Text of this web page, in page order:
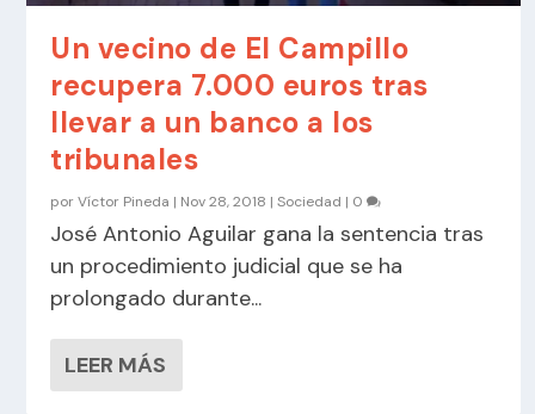
Un vecino de El Campillo
recupera 7.000 euros tras
llevar a un banco a los
tribunales
porVíctor Pineda | Nov 28, 2018 |Sociedad | 0
José Antonio Aguilar gana la sentencia tras
un procedimiento judicial que se ha
prolongado durante...
LEER MÁS